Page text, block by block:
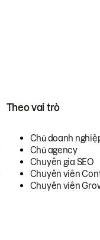
Theo vai trò
Chủ doanh
Chủ agency
Chuyên gia SEO
Chuyên viên
Chuyên viên